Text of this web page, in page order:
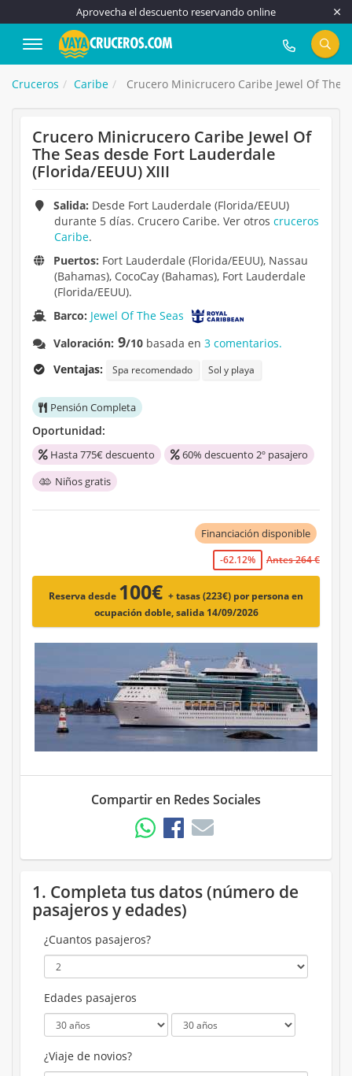
Aprovecha el descuento reservando online
917 815 555
Cruceros Caribe Crucero Minicrucero Caribe Jewel Of The
Crucero Minicrucero Caribe Jewel Of
The Seas desde Fort Lauderdale
(Florida/EEUU) XIII
Salida: Desde Fort Lauderdale (Florida/EEUU)
durante 5 días. Crucero Caribe. Ver otros cruceros
Caribe.
Puertos: Fort Lauderdale (Florida/EEUU), Nassau
(Bahamas), CocoCay (Bahamas), Fort Lauderdale
(Florida/EEUU).
Barco: Jewel Of The Seas
Valoración: 9/10 basada en3 comentarios.
Ventajas:
Spa recomendado Sol y playa
Pensión Completa
Oportunidad:
Hasta 775€ descuento
60% descuento 2º pasajero
Niños gratis
Financiación disponible
-62.12% Antes 264 €
Reserva desde 100€ + tasas (223€) por persona en
ocupación doble, salida 14/09/2026
Compartir en Redes Sociales
1. Completa tus datos (número de
pasajeros y edades)
¿Cuantos pasajeros?
Edades pasajeros
¿Viaje de novios?